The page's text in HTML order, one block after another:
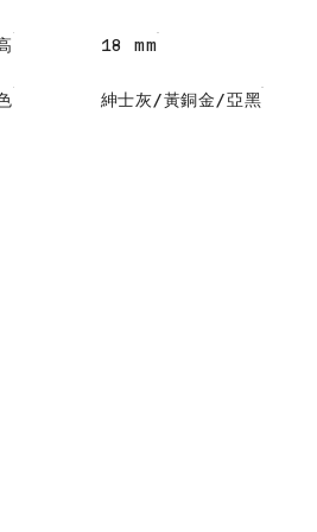
18 mm
紳士灰/黃銅金/亞黑